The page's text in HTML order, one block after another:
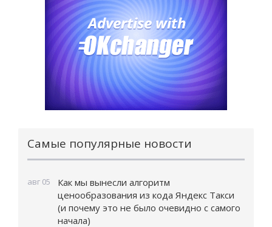
Самые популярные новости
авг 05
Как мы вынесли алгоритм
ценообразования из кода Яндекс Такси
(и почему это не было очевидно с самого
начала)